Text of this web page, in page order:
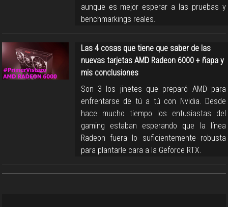
aunque es mejor esperar a las pruebas y
benchmarkings reales.
Las 4 cosas que tiene que saber de las
nuevas tarjetas AMD Radeon 6000 + ñapa y
mis conclusiones
Son 3 los jinetes que preparó AMD para
enfrentarse de tú a tú con Nvidia. Desde
hace mucho tiempo los entusiastas del
gaming estaban esperando que la línea
Radeon fuera lo suficientemente robusta
para plantarle cara a la Geforce RTX.